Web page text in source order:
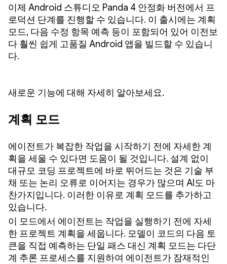
이제 Android 스튜디오 Panda 4 안정화 버전에서 프
로덕션 단계를 진행할 수 있습니다. 이 출시에는 계획
모드, 다음 수정 항목 예측 등이 포함되어 있어 이전보
다 훨씬 쉽게 고품질 Android 앱을 빌드할 수 있습니
다.
새로운 기능에 대해 자세히 알아보세요.
계획 모드
에이전트가 복잡한 작업을 시작하기 전에 자세한 계
획을 세울 수 있다면 도움이 될 것입니다. 설계 없이
대규모 코딩 프로젝트에 바로 뛰어드는 것은 기술 부
채 또는 논리 오류로 이어지는 경우가 많으며 AI도 마
찬가지입니다. 이러한 이유로 계획 모드를 추가하고
있습니다.
이 모드에서 에이전트는 작업을 실행하기 전에 자세
한 프로젝트 계획을 세웁니다. 모델이 코드의 다음 토
큰을 직접 예측하는 단일 패스 대신 계획 모드는 다단
계 추론 프로세스를 지원하여 에이전트가 잠재적인